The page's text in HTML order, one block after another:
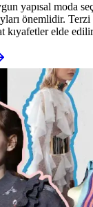
yapısal moda
önemlidir.
kıyafetler elde